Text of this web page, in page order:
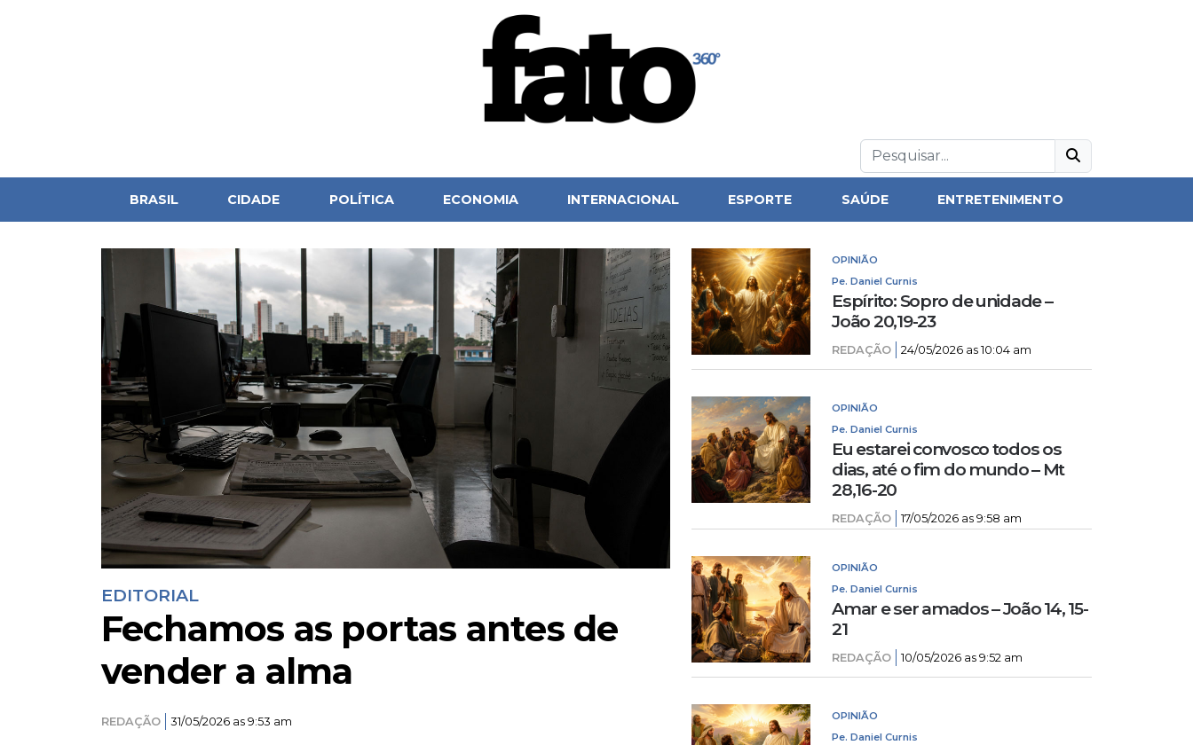
BRASIL CIDADE POLÍTICA ECONOMIA INTERNACIONAL ESPORTE SAÚDE ENTRETENIMENTO
EDITORIAL
Fechamos as portas antes de
vender a alma
REDAÇÃO 31/05/2026 as 9:53 am
OPINIÃO
Pe. Daniel Curnis
Espírito: Sopro de unidade –
João 20,19-23
REDAÇÃO 24/05/2026 as 10:04 am
OPINIÃO
Pe. Daniel Curnis
Eu estarei convosco todos os
dias, até o fim do mundo – Mt
28,16-20
REDAÇÃO 17/05/2026 as 9:58 am
OPINIÃO
Pe. Daniel Curnis
Amar e ser amados – João 14, 15-
21
REDAÇÃO 10/05/2026 as 9:52 am
OPINIÃO
Pe. Daniel Curnis